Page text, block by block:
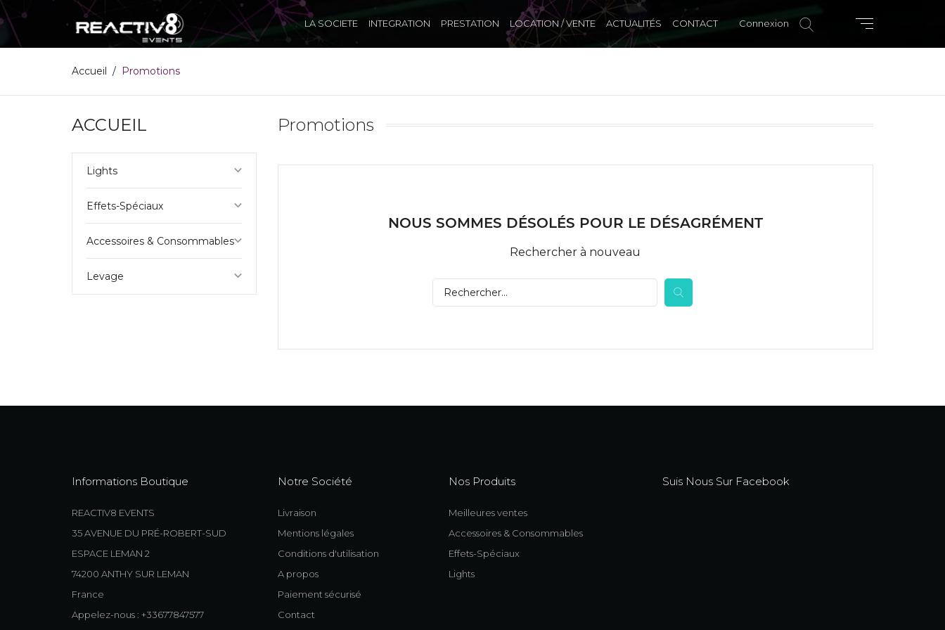
LA SOCIETE INTEGRATION PRESTATION LOCATION / VENTE ACTUALITÉS CONTACT Connexion
Accueil Promotions
ACCUEIL
Lights keyboard_arrow_down
Effets-Spéciaux keyboard_arrow_down
Accessoires & Consommableskeyboard_arrow_down
Levage keyboard_arrow_down
Promotions
NOUS SOMMES DÉSOLÉS POUR LE DÉSAGRÉMENT
Rechercher à nouveau
Informations Boutique
REACTIV8 EVENTS
35 AVENUE DU PRÉ-ROBERT-SUD
ESPACE LEMAN 2
74200 ANTHY SUR LEMAN
France
Appelez-nous : +33677847577
Notre Société
Livraison
Mentions légales
Conditions d'utilisation
A propos
Paiement sécurisé
Contact
Nos Produits
Meilleures ventes
Accessoires & Consommables
Effets-Spéciaux
Lights
Suis Nous Sur Facebook